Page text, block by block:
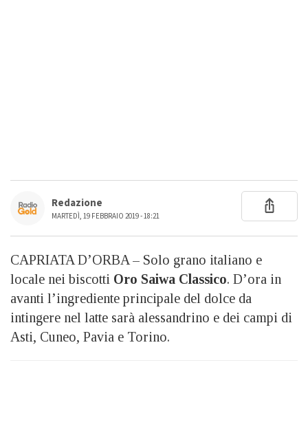
Redazione
MARTEDÌ, 19 FEBBRAIO 2019 - 18:21
CAPRIATA D’ORBA – Solo grano italiano e
locale nei biscotti Oro Saiwa Classico. D’ora in
avanti l’ingrediente principale del dolce da
intingere nel latte sarà alessandrino e dei campi di
Asti, Cuneo, Pavia e Torino.